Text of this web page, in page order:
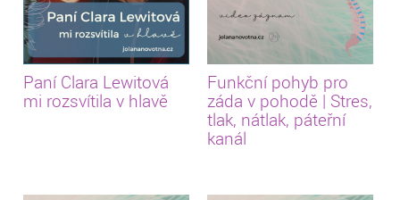
Paní Clara Lewitová
mi rozsvítila v hlavě
Funkční pohyb pro
záda v pohodě | Stres,
tlak, nátlak, páteřní
kanál